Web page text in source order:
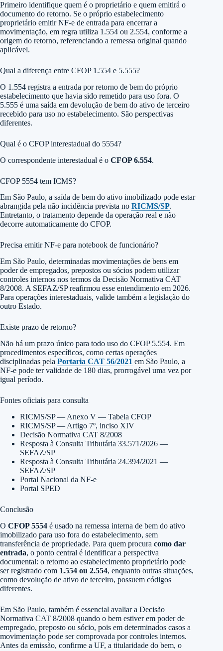
Primeiro identifique quem é o proprietário e quem emitirá o
documento do retorno. Se o próprio estabelecimento
proprietário emitir NF-e de entrada para encerrar a
movimentação, em regra utiliza 1.554 ou 2.554, conforme a
origem do retorno, referenciando a remessa original quando
aplicável.
Qual a diferença entre CFOP 1.554 e 5.555?
O 1.554 registra a entrada por retorno de bem do próprio
estabelecimento que havia sido remetido para uso fora. O
5.555 é uma saída em devolução de bem do ativo de terceiro
recebido para uso no estabelecimento. São perspectivas
diferentes.
Qual é o CFOP interestadual do 5554?
O correspondente interestadual é o CFOP 6.554.
CFOP 5554 tem ICMS?
Em São Paulo, a saída de bem do ativo imobilizado pode estar
abrangida pela não incidência prevista no RICMS/SP.
Entretanto, o tratamento depende da operação real e não
decorre automaticamente do CFOP.
Precisa emitir NF-e para notebook de funcionário?
Em São Paulo, determinadas movimentações de bens em
poder de empregados, prepostos ou sócios podem utilizar
controles internos nos termos da Decisão Normativa CAT
8/2008. A SEFAZ/SP reafirmou esse entendimento em 2026.
Para operações interestaduais, valide também a legislação do
outro Estado.
Existe prazo de retorno?
Não há um prazo único para todo uso do CFOP 5.554. Em
procedimentos específicos, como certas operações
disciplinadas pela Portaria CAT 56/2021 em São Paulo, a
NF-e pode ter validade de 180 dias, prorrogável uma vez por
igual período.
Fontes oficiais para consulta
RICMS/SP — Anexo V — Tabela CFOP
RICMS/SP — Artigo 7º, inciso XIV
Decisão Normativa CAT 8/2008
Resposta à Consulta Tributária 33.571/2026 —
SEFAZ/SP
Resposta à Consulta Tributária 24.394/2021 —
SEFAZ/SP
Portal Nacional da NF-e
Portal SPED
Conclusão
O CFOP 5554 é usado na remessa interna de bem do ativo
imobilizado para uso fora do estabelecimento, sem
transferência de propriedade. Para quem procura como dar
entrada, o ponto central é identificar a perspectiva
documental: o retorno ao estabelecimento proprietário pode
ser registrado com 1.554 ou 2.554, enquanto outras situações,
como devolução de ativo de terceiro, possuem códigos
diferentes.
Em São Paulo, também é essencial avaliar a Decisão
Normativa CAT 8/2008 quando o bem estiver em poder de
empregado, preposto ou sócio, pois em determinados casos a
movimentação pode ser comprovada por controles internos.
Antes da emissão, confirme a UF, a titularidade do bem, o